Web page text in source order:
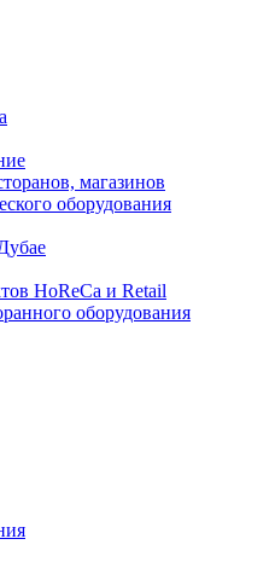
магазинов
оборудования
HoReCa и Retail
оборудования